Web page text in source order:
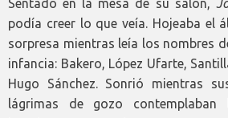
Sentado en la mesa de su salón,
podía creer lo que veía. Hojeaba el
sorpresa mientras leía los nombres
infancia: Bakero, López Ufarte,
Hugo Sánchez. Sonrió mientras
lágrimas de gozo